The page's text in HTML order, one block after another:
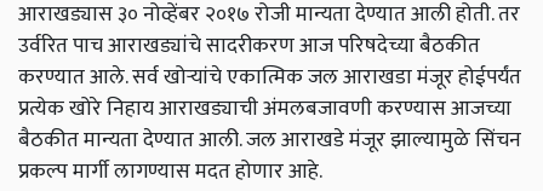
आराखड्यास ३० नोव्हेंबर २०१७ रोजी मान्यता देण्यात आली होती. तर
उर्वरित पाच आराखड्यांचे सादरीकरण आज परिषदेच्या बैठकीत
करण्यात आले. सर्व खोऱ्यांचे एकात्मिक जल आराखडा मंजूर होईपर्यंत
प्रत्येक खोरे निहाय आराखड्याची अंमलबजावणी करण्यास आजच्या
बैठकीत मान्यता देण्यात आली. जल आराखडे मंजूर झाल्यामुळे सिंचन
प्रकल्प मार्गी लागण्यास मदत होणार आहे.